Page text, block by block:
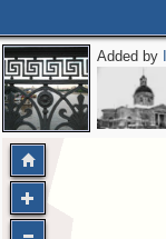
Added by